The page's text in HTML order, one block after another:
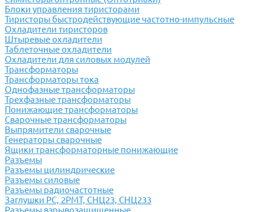
Блоки управления тиристорами
Тиристоры быстродействующие частотно-импульсные
Охладители тиристоров
Штыревые охладители
Таблеточные охладители
Охладители для силовых модулей
Трансформаторы
Трансформаторы тока
Однофазные трансформаторы
Трехфазные трансформаторы
Понижающие трансформаторы
Сварочные трансформаторы
Выпрямители сварочные
Генераторы сварочные
Ящики трансформаторные понижающие
Разъемы
Разъемы цилиндрические
Разъемы силовые
Разъемы радиочастотные
Заглушки РС, 2РМТ, СНЦ23, СНЦ233
Разъемы взрывозащищенные